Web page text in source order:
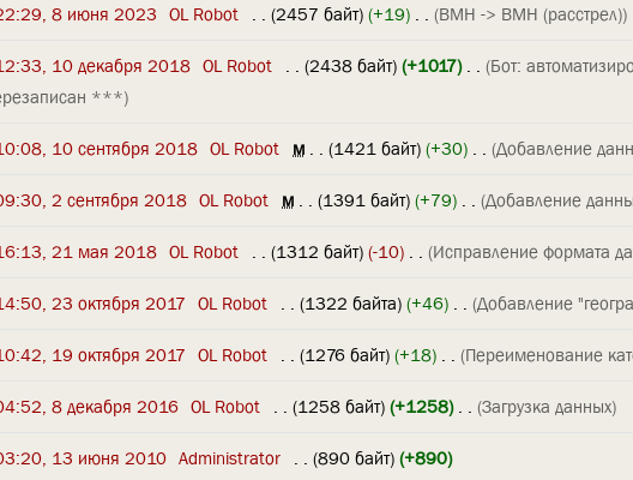
8 июня 2023 OL Robot . . (2457 байт) (+19) . . (ВМН -> ВМН (расстрел))
10 декабря 2018 OL Robot . . (2438 байт) (+1017)‎ . . (Бот:
***)
10 сентября 2018 OL Robot м . . (1421 байт) (+30) . . (Добавление
2 сентября 2018 OL Robot м . . (1391 байт) (+79) . . (Добавление
21 мая 2018 OL Robot . . (1312 байт) (-10) . . (Исправление формата
23 октября 2017 OL Robot . . (1322 байта) (+46) . . (Добавление
19 октября 2017 OL Robot . . (1276 байт) (+18) . . (Переименование
8 декабря 2016 OL Robot . . (1258 байт) (+1258)‎ . . (Загрузка данных)
13 июня 2010 Administrator . . (890 байт) (+890)